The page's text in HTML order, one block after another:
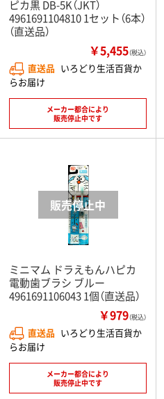
ピカ黒 DB-5K（JKT）
4961691104810 1セット（6本）
（直送品）
￥5,455（税込）
直送品 いろどり生活百貨か
らお届け
メーカー都合により
販売停止中です
ミニマム ドラえもんハピカ
電動歯ブラシ ブルー
4961691106043 1個（直送品）
￥979（税込）
直送品 いろどり生活百貨か
らお届け
メーカー都合により
販売停止中です